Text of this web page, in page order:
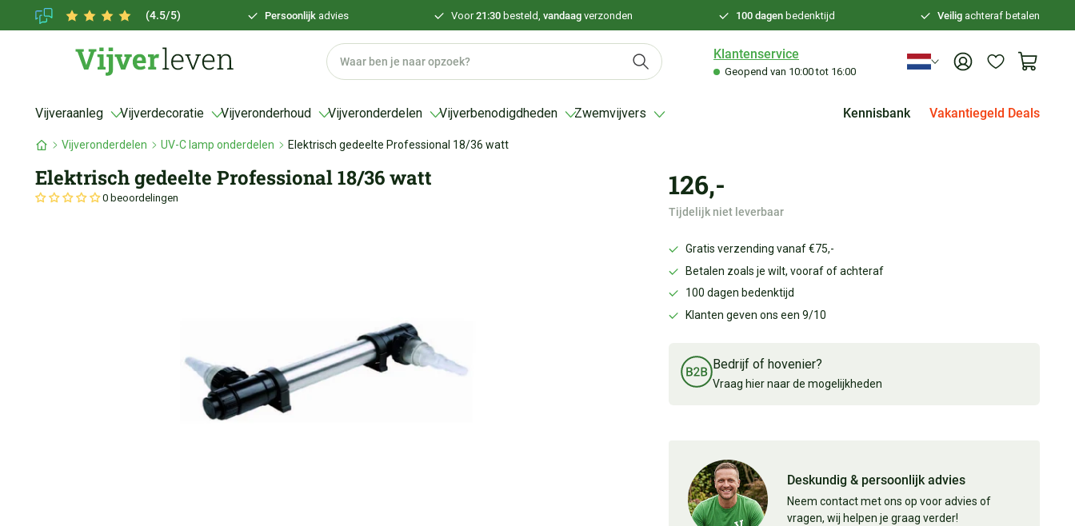
(4.5/5) Persoonlijk advies Voor21:30 besteld,vandaagverzonden 100 dagenbedenktijd Veiligachteraf betalen
Klantenservice
Geopend van 10:00 tot 16:00
Vijveraanleg Vijverdecoratie Vijveronderhoud Vijveronderdelen Vijverbenodigdheden Zwemvijvers Kennisbank Vakantiegeld Deals
Vijveronderdelen UV-C lamp onderdelen Elektrisch gedeelte Professional 18/36 watt
Elektrisch gedeelte Professional 18/36 watt
0 beoordelingen 126,-
Tijdelijk niet leverbaar
Gratis verzending vanaf €75,-
Betalen zoals je wilt, vooraf of achteraf
100 dagen bedenktijd
Klanten geven ons een 9/10
Bedrijf of hovenier?
Vraag hier naar de mogelijkheden
Deskundig & persoonlijk advies
Neem contact met ons op voor advies of
vragen, wij helpen je graag verder!